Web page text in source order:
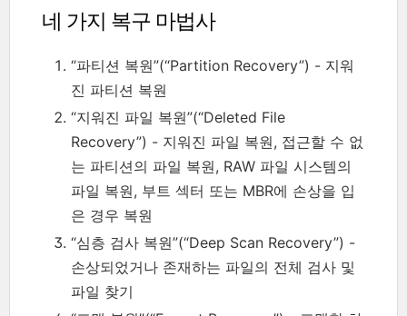
네 가지 복구 마법사
“파티션 복원”(“Partition Recovery”) - 지워
진 파티션 복원
“지워진 파일 복원”(“Deleted File
Recovery”) - 지워진 파일 복원, 접근할 수 없
는 파티션의 파일 복원, RAW 파일 시스템의
파일 복원, 부트 섹터 또는 MBR에 손상을 입
은 경우 복원
“심층 검사 복원”(“Deep Scan Recovery”) -
손상되었거나 존재하는 파일의 전체 검사 및
파일 찾기